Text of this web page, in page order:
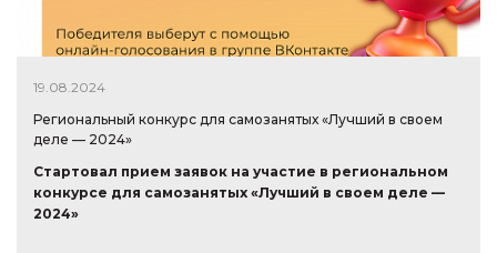
19.08.2024
Региональный конкурс для самозанятых «Лучший в своем
деле — 2024»
Стартовал прием заявок на участие в региональном
конкурсе для самозанятых «Лучший в своем деле —
2024»